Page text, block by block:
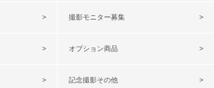
撮影モニター募集
オプション商品
記念撮影その他